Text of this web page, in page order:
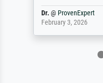
Dr. @ ProvenExpert
February 3, 2026